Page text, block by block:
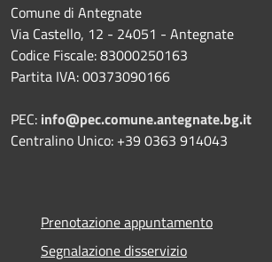
Comune di Antegnate
Via Castello, 12 - 24051 - Antegnate
Codice Fiscale: 83000250163
Partita IVA: 00373090166
PEC: info@pec.comune.antegnate.bg.it
Centralino Unico: +39 0363 914043
Prenotazione appuntamento
Segnalazione disservizio